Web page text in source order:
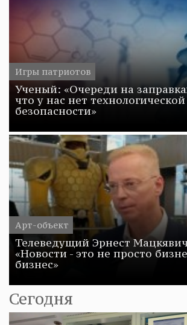
Игры патриотов
Ученый: «Очереди на
что у нас нет технологической
безопасности»
Арт-объект
Телеведущий Эрнест
«Новости - это не просто
бизнес»
Сегодня